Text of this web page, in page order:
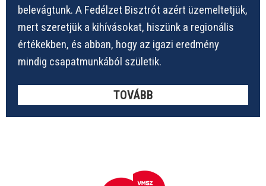
belevágtunk. A Fedélzet Bisztrót azért üzemeltetjük,
mert szeretjük a kihívásokat, hiszünk a regionális
értékekben, és abban, hogy az igazi eredmény
mindig csapatmunkából születik.
TOVÁBB